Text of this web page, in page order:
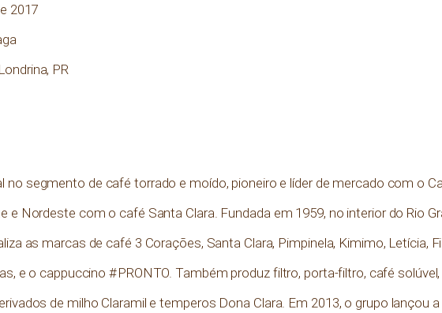
2017
PR
no segmento de café torrado e moído, pioneiro e líder de mercado com o
e Nordeste com o café Santa Clara. Fundada em 1959, no interior do Rio
as marcas de café 3 Corações, Santa Clara, Pimpinela, Kimimo, Letícia,
e o cappuccino #PRONTO. Também produz filtro, porta-filtro, café
de milho Claramil e temperos Dona Clara. Em 2013, o grupo lançou